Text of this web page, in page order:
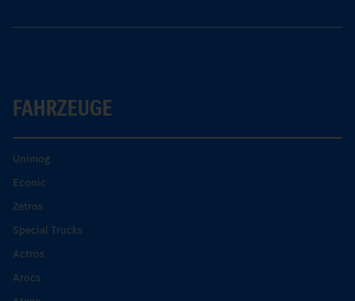
FAHRZEUGE
Unimog
Econic
Zetros
Special Trucks
Actros
Arocs